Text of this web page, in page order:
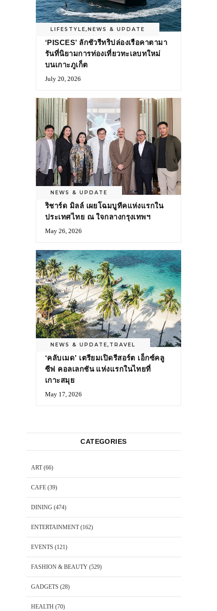
LIFESTYLE,NEWS & UPDATE
‘PISCES’ ลักชัวรีทริปล่องเรือคาตามา
รันที่นิยามการท่องเที่ยวทะเลบทใหม่
บนเกาะภูเก็ต
July 20, 2026
NEWS & UPDATE
ริชาร์ด มิลล์ เผยโฉมบูทีคแห่งแรกใน
ประเทศไทย ณ ใจกลางกรุงเทพฯ
May 26, 2026
NEWS & UPDATE, TRAVEL
‘คลับเมด’ เตรียมเปิดรีสอร์ต เอ็กซ์คลู
ซีฟ คอลเลกชัน แห่งแรกในไทยที่
เกาะสมุย
May 17, 2026
CATEGORIES
ART(66)
CAFE (39)
DINING (474)
ENTERTAINMENT(162)
EVENTS (121)
FASHION & BEAUTY (529)
GADGETS (28)
HEALTH (70)